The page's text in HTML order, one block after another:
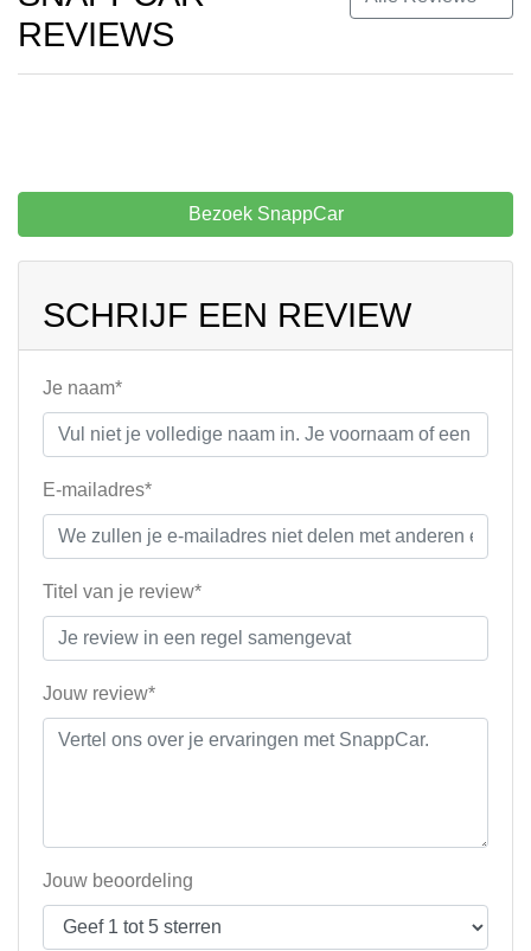
REVIEWS
Bezoek SnappCar
SCHRIJF EEN REVIEW
Je naam*
E-mailadres*
Titel van je review*
Jouw review*
Jouw beoordeling